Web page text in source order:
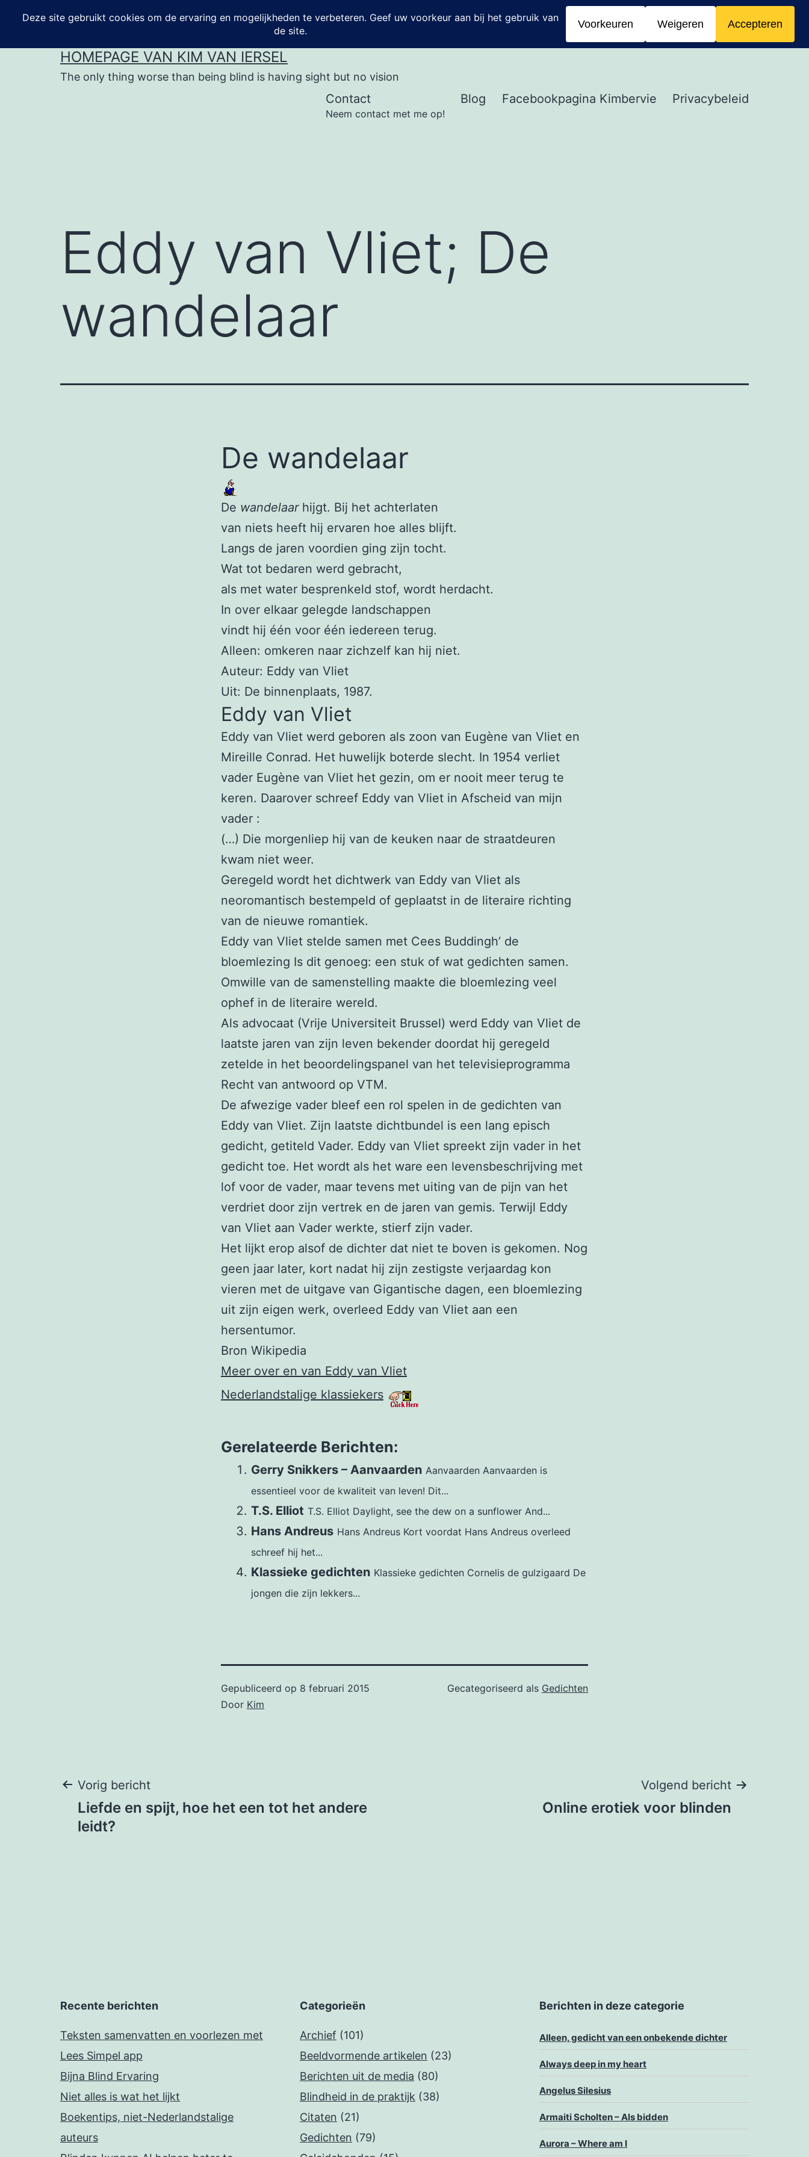
de
HOMEPAGE VAN KIM VAN IERSEL
The only thing worse than being blind is having sight but no vision
Contact
Neem contact met me op!
Blog Facebookpagina Kimbervie Privacybeleid
Eddy van Vliet; De
wandelaar
De wandelaar
De wandelaarhijgt. Bij het achterlaten
van niets heeft hij ervaren hoe alles blijft.
Langs de jaren voordien ging zijn tocht.
Wat tot bedaren werd gebracht,
als met water besprenkeld stof, wordt herdacht.
In over elkaar gelegde landschappen
vindt hij één voor één iedereen terug.
Alleen: omkeren naar zichzelf kan hij niet.
Auteur: Eddy van Vliet
Uit: De binnenplaats, 1987.
Eddy van Vliet
Eddy van Vliet werd geboren als zoon van Eugène van Vliet en
Mireille Conrad. Het huwelijk boterde slecht. In 1954 verliet
vader Eugène van Vliet het gezin, om er nooit meer terug te
keren. Daarover schreef Eddy van Vliet in Afscheid van mijn
vader :
(…) Die morgenliep hij van de keuken naar de straatdeuren
kwam niet weer.
Geregeld wordt het dichtwerk van Eddy van Vliet als
neoromantisch bestempeld of geplaatst in de literaire richting
van de nieuwe romantiek.
Eddy van Vliet stelde samen met Cees Buddingh’ de
bloemlezing Is dit genoeg: een stuk of wat gedichten samen.
Omwille van de samenstelling maakte die bloemlezing veel
ophef in de literaire wereld.
Als advocaat (Vrije Universiteit Brussel) werd Eddy van Vliet de
laatste jaren van zijn leven bekender doordat hij geregeld
zetelde in het beoordelingspanel van het televisieprogramma
Recht van antwoord op VTM.
De afwezige vader bleef een rol spelen in de gedichten van
Eddy van Vliet. Zijn laatste dichtbundel is een lang episch
gedicht, getiteld Vader. Eddy van Vliet spreekt zijn vader in het
gedicht toe. Het wordt als het ware een levensbeschrijving met
lof voor de vader, maar tevens met uiting van de pijn van het
verdriet door zijn vertrek en de jaren van gemis. Terwijl Eddy
van Vliet aan Vader werkte, stierf zijn vader.
Het lijkt erop alsof de dichter dat niet te boven is gekomen. Nog
geen jaar later, kort nadat hij zijn zestigste verjaardag kon
vieren met de uitgave van Gigantische dagen, een bloemlezing
uit zijn eigen werk, overleed Eddy van Vliet aan een
hersentumor.
Bron Wikipedia
Meer over en van Eddy van Vliet
Nederlandstalige klassiekers
Gerelateerde Berichten:
Gerry Snikkers – Aanvaarden Aanvaarden Aanvaarden is
essentieel voor de kwaliteit van leven! Dit...
T.S. Elliot T.S. Elliot Daylight, see the dew on a sunflower And...
Hans Andreus Hans Andreus Kort voordat Hans Andreus overleed
schreef hij het...
Klassieke gedichten Klassieke gedichten Cornelis de gulzigaard De
jongen die zijn lekkers...
Gepubliceerd op 8 februari 2015
Door Kim
Gecategoriseerd als Gedichten
Bericht
navigatie
Vorig bericht
Liefde en spijt, hoe het een tot het andere
leidt?
Volgend bericht
Online erotiek voor blinden
Recente berichten
Teksten samenvatten en voorlezen met
Lees Simpel app
Bijna Blind Ervaring
Niet alles is wat het lijkt
Boekentips, niet-Nederlandstalige
auteurs
Categorieën
Archief (101)
Beeldvormende artikelen (23)
Berichten uit de media (80)
Blindheid in de praktijk (38)
Citaten (21)
Gedichten (79)
Berichten in deze categorie
Alleen, gedicht van een onbekende dichter
Always deep in my heart
Angelus Silesius
Armaiti Scholten – Als bidden
Aurora – Where am I